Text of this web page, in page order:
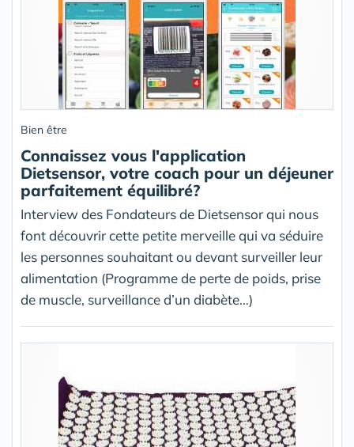
Bien être
Connaissez vous l'application
Dietsensor, votre coach pour un déjeuner
parfaitement équilibré?
Interview des Fondateurs de Dietsensor qui nous
font découvrir cette petite merveille qui va séduire
les personnes souhaitant ou devant surveiller leur
alimentation (Programme de perte de poids, prise
de muscle, surveillance d’un diabète…)